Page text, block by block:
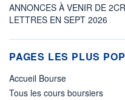
ANNONCES À VENIR DE
LETTRES EN SEPT 2026
PAGES LES PLUS
Accueil Bourse
Tous les cours boursiers